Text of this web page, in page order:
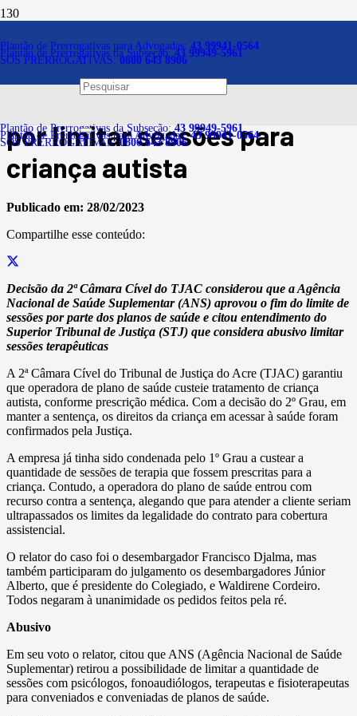
Plantão de Prerrogativas para Advogadas: 43 99941-0564
Plantão de Prerrogativas da Subseção:43 99949-5961
SOS PRERROGATIVAS:0800 643 8906
Plantão de Prerrogativas da Subseção:43 99949-5961
Plantão de Prerrogativas para Advogadas:43 99941-0564
SOS PRERROGATIVAS:0800 643 8906
Mantida condenação de
operadora de plano de saúde
por limitar sessões para
criança autista
Publicado em: 28/02/2023
Compartilhe esse conteúdo:
Decisão da 2ª Câmara Cível do TJAC considerou que a Agência
Nacional de Saúde Suplementar (ANS) aprovou o fim do limite de
sessões por parte dos planos de saúde e citou entendimento do
Superior Tribunal de Justiça (STJ) que considera abusivo limitar
sessões terapêuticas
A 2ª Câmara Cível do Tribunal de Justiça do Acre (TJAC) garantiu
que operadora de plano de saúde custeie tratamento de criança
autista, conforme prescrição médica. Com a decisão do 2º Grau, em
manter a sentença, os direitos da criança em acessar à saúde foram
confirmados pela Justiça.
A empresa já tinha sido condenada pelo 1º Grau a custear a
quantidade de sessões de terapia que fossem prescritas para a
criança. Contudo, a operadora do plano de saúde entrou com
recurso contra a sentença, alegando que para atender a cliente seriam
ultrapassados os limites da legalidade do contrato para cobertura
assistencial.
O relator do caso foi o desembargador Francisco Djalma, mas
também participaram do julgamento os desembargadores Júnior
Alberto, que é presidente do Colegiado, e Waldirene Cordeiro.
Todos negaram à unanimidade os pedidos feitos pela ré.
Abusivo
Em seu voto o relator, citou que ANS (Agência Nacional de Saúde
Suplementar) retirou a possibilidade de limitar a quantidade de
sessões com psicólogos, fonoaudiólogos, terapeutas e fisioterapeutas
para conveniados e conveniadas de planos de saúde.